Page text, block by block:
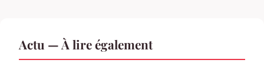
Actu — À lire également